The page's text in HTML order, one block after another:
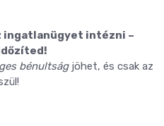
ingatlanügyet intézni –
bénultságjöhet, és csak az